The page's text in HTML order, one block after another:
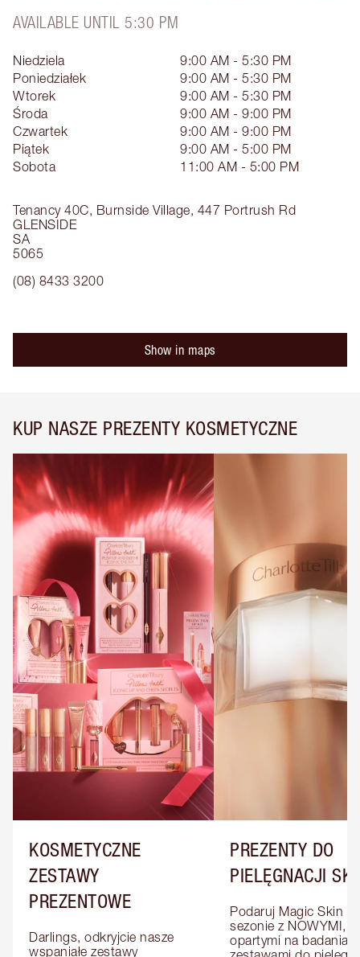
AVAILABLE UNTIL 5:30 PM
Tenancy 40C, Burnside Village, 447 Portrush Rd
GLENSIDE
SA
5065
(08) 8433 3200
Niedziela
9:00 AM - 5:30 PM
Poniedziałek
9:00 AM - 5:30 PM
Wtorek
9:00 AM - 5:30 PM
Środa
9:00 AM - 9:00 PM
Czwartek
9:00 AM - 9:00 PM
Piątek
9:00 AM - 5:00 PM
Sobota
11:00 AM - 5:00 PM
Show in maps
KUP NASZE PREZENTY KOSMETYCZNE
KOSMETYCZNE
ZESTAWY
PREZENTOWE
Darlings, odkryjcie nasze
wspaniałe zestawy
PREZENTY DO
PIELĘGNACJI
Podaruj Magic Skin w
sezonie z NOWYMI,
opartymi na